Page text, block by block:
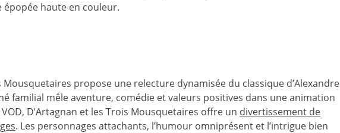
haute en couleur.
Mousquetaires propose une relecture dynamisée du classique d’Alexandre
familial mêle aventure, comédie et valeurs positives dans une animation
D’Artagnan et les Trois Mousquetaires offre un divertissement de
. Les personnages attachants, l’humour omniprésent et l’intrigue bien